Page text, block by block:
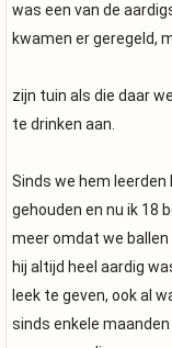
was een van de
kwamen er geregeld,
zijn tuin als die daar
te drinken aan.
Sinds we hem
gehouden en nu ik 18
meer omdat we
hij altijd heel aardig
leek te geven, ook al
sinds enkele